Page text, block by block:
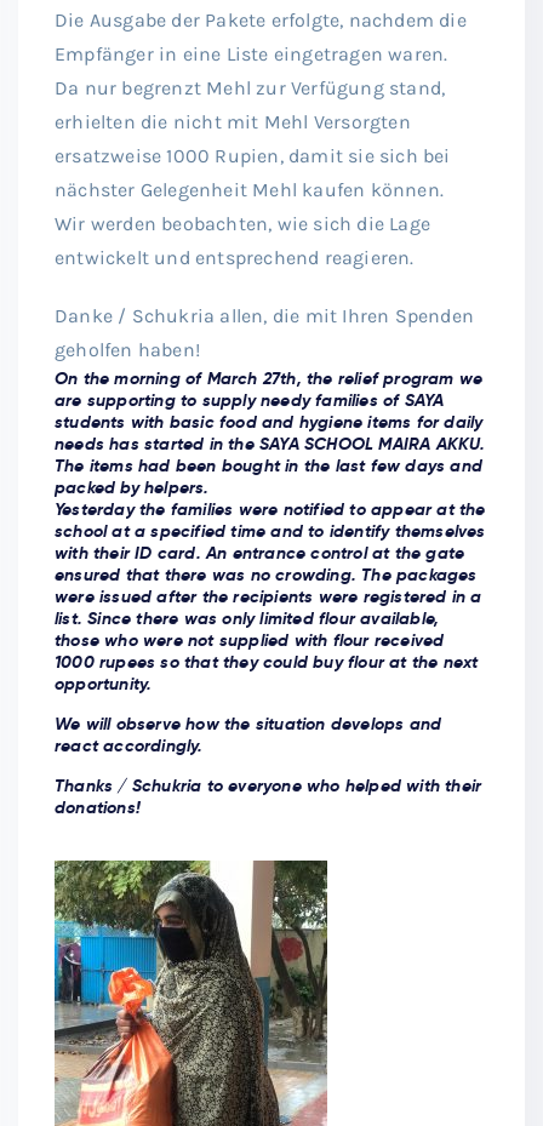
Die Ausgabe der Pakete erfolgte, nachdem die
Empfänger in eine Liste eingetragen waren.
Da nur begrenzt Mehl zur Verfügung stand,
erhielten die nicht mit Mehl Versorgten
ersatzweise 1000 Rupien, damit sie sich bei
nächster Gelegenheit Mehl kaufen können.
Wir werden beobachten, wie sich die Lage
entwickelt und entsprechend reagieren.
Danke / Schukria allen, die mit Ihren Spenden
geholfen haben!
On the morning of March 27th, the relief program we
are supporting to supply needy families of SAYA
students with basic food and hygiene items for daily
needs has started in the SAYA SCHOOL MAIRA AKKU.
The items had been bought in the last few days and
packed by helpers.
Yesterday the families were notified to appear at the
school at a specified time and to identify themselves
with their ID card. An entrance control at the gate
ensured that there was no crowding. The packages
were issued after the recipients were registered in a
list. Since there was only limited flour available,
those who were not supplied with flour received
1000 rupees so that they could buy flour at the next
opportunity.
We will observe how the situation develops and
react accordingly.
Thanks / Schukria to everyone who helped with their
donations!